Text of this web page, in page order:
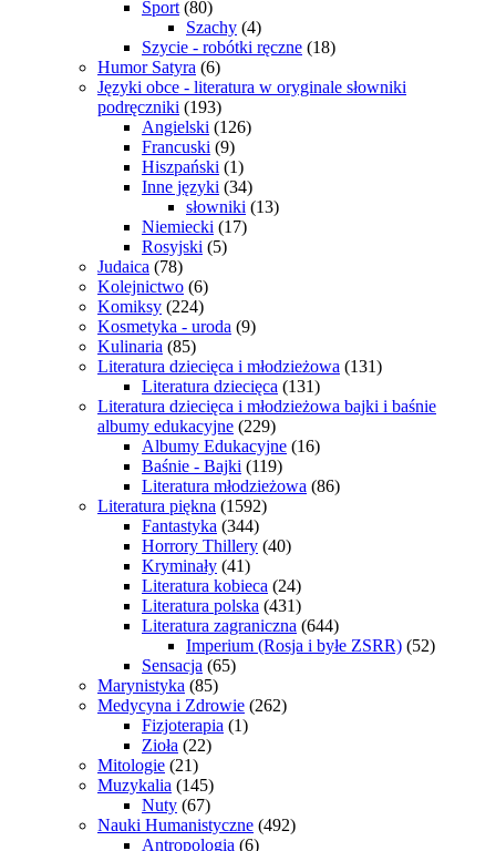
Sport (80)
Szachy (4)
Szycie - robótki ręczne (18)
Humor Satyra (6)
Języki obce - literatura w oryginale słowniki
podręczniki (193)
Angielski (126)
Francuski (9)
Hiszpański (1)
Inne języki (34)
słowniki (13)
Niemiecki (17)
Rosyjski (5)
Judaica (78)
Kolejnictwo (6)
Komiksy (224)
Kosmetyka - uroda (9)
Kulinaria (85)
Literatura dziecięca i młodzieżowa (131)
Literatura dziecięca (131)
Literatura dziecięca i młodzieżowa bajki i baśnie
albumy edukacyjne (229)
Albumy Edukacyjne (16)
Baśnie - Bajki (119)
Literatura młodzieżowa (86)
Literatura piękna (1592)
Fantastyka (344)
Horrory Thillery (40)
Kryminały (41)
Literatura kobieca (24)
Literatura polska (431)
Literatura zagraniczna (644)
Imperium (Rosja i byłe ZSRR) (52)
Sensacja (65)
Marynistyka (85)
Medycyna i Zdrowie (262)
Fizjoterapia (1)
Zioła (22)
Mitologie (21)
Muzykalia (145)
Nuty (67)
Nauki Humanistyczne (492)
Antropologia (6)